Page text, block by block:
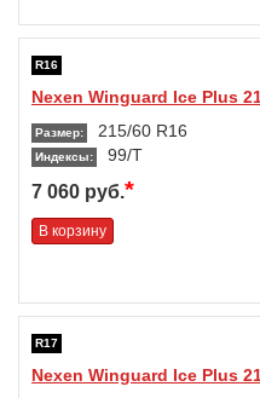
R16
Nexen Winguard Ice Plus
Размер: 215/60 R16
Индексы: 99/T
7 060 руб.*
В корзину
R17
Nexen Winguard Ice Plus